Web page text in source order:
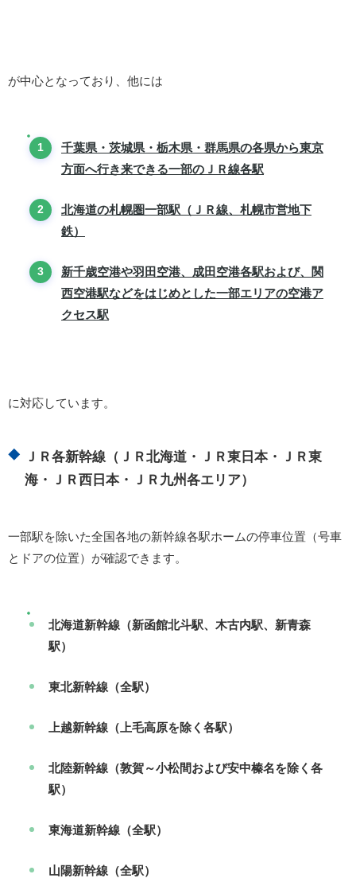
が中心となっており、他には
千葉県・茨城県・栃木県・群馬県の各県から東京
方面へ行き来できる一部のＪＲ線各駅
北海道の札幌圏一部駅（ＪＲ線、札幌市営地下
鉄）
新千歳空港や羽田空港、成田空港各駅および、関
西空港駅などをはじめとした一部エリアの空港ア
クセス駅
に対応しています。
ＪＲ各新幹線（ＪＲ北海道・ＪＲ東日本・ＪＲ東
海・ＪＲ西日本・ＪＲ九州各エリア）
一部駅を除いた全国各地の新幹線各駅ホームの停車位置（号車
とドアの位置）が確認できます。
北海道新幹線（新函館北斗駅、木古内駅、新青森
駅）
東北新幹線（全駅）
上越新幹線（上毛高原を除く各駅）
北陸新幹線（敦賀～小松間および安中榛名を除く各
駅）
東海道新幹線（全駅）
山陽新幹線（全駅）